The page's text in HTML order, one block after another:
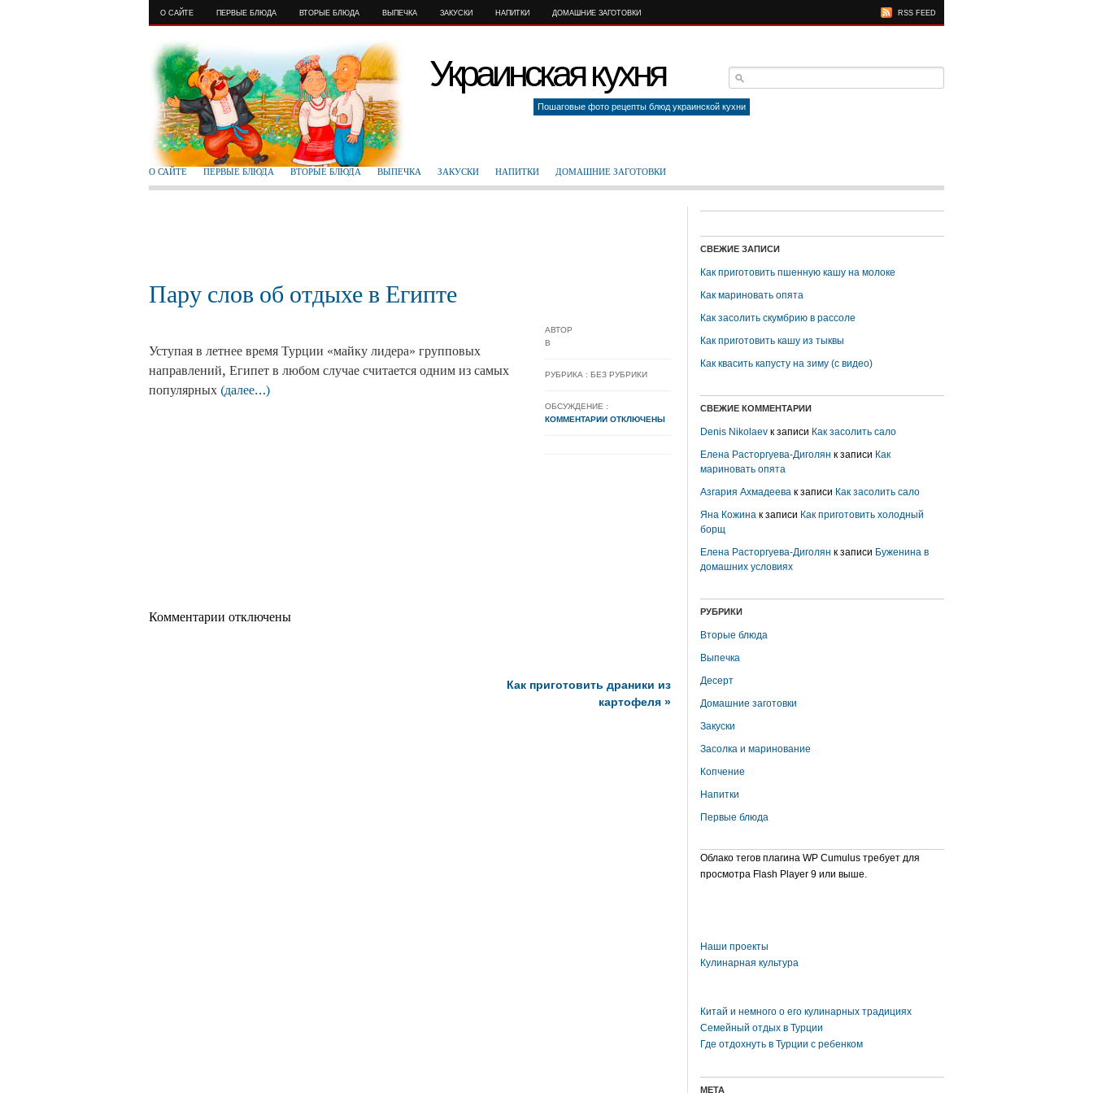
О САЙТЕ ПЕРВЫЕ БЛЮДА ВТОРЫЕ БЛЮДА ВЫПЕЧКА ЗАКУСКИ НАПИТКИ ДОМАШНИЕ ЗАГОТОВКИ RSS FEED
Украинская кухня
Пошаговые фото рецепты блюд украинской кухни
О САЙТЕ ПЕРВЫЕ БЛЮДА ВТОРЫЕ БЛЮДА ВЫПЕЧКА ЗАКУСКИ НАПИТКИ ДОМАШНИЕ ЗАГОТОВКИ
Пару слов об отдыхе в Египте
АВТОР
В
РУБРИКА : БЕЗ РУБРИКИ
ОБСУЖДЕНИЕ :
КОММЕНТАРИИ ОТКЛЮЧЕНЫ
Уступая в летнее время Турции «майку лидера» групповых
направлений, Египет в любом случае считается одним из самых
популярных (далее…)
Комментарии отключены
Как приготовить драники из
картофеля »
СВЕЖИЕ ЗАПИСИ
Как приготовить пшенную кашу на молоке
Как мариновать опята
Как засолить скумбрию в рассоле
Как приготовить кашу из тыквы
Как квасить капусту на зиму (с видео)
СВЕЖИЕ КОММЕНТАРИИ
Denis Nikolaev к записи Как засолить сало
Елена Расторгуева-Диголян к записи Как
мариновать опята
Азгария Ахмадеева к записи Как засолить сало
Яна Кожина к записи Как приготовить холодный
борщ
Елена Расторгуева-Диголян к записи Буженина в
домашних условиях
РУБРИКИ
Вторые блюда
Выпечка
Десерт
Домашние заготовки
Закуски
Засолка и маринование
Копчение
Напитки
Первые блюда
Облако тегов плагина WP Cumulus требует для
просмотра Flash Player 9 или выше.
Наши проекты
Кулинарная культура
Китай и немного о его кулинарных традициях
Семейный отдых в Турции
Где отдохнуть в Турции с ребенком
МЕТА